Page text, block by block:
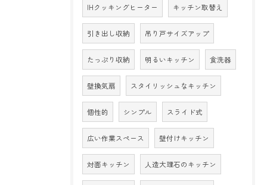
IHクッキングヒーター キッチン取替え
引き出し収納 吊り戸サイズアップ
たっぷり収納 明るいキッチン 食洗器
壁換気扇 スタイリッシュなキッチン
個性的 シンプル スライド式
広い作業スペース 壁付けキッチン
対面キッチン 人造大理石のキッチン